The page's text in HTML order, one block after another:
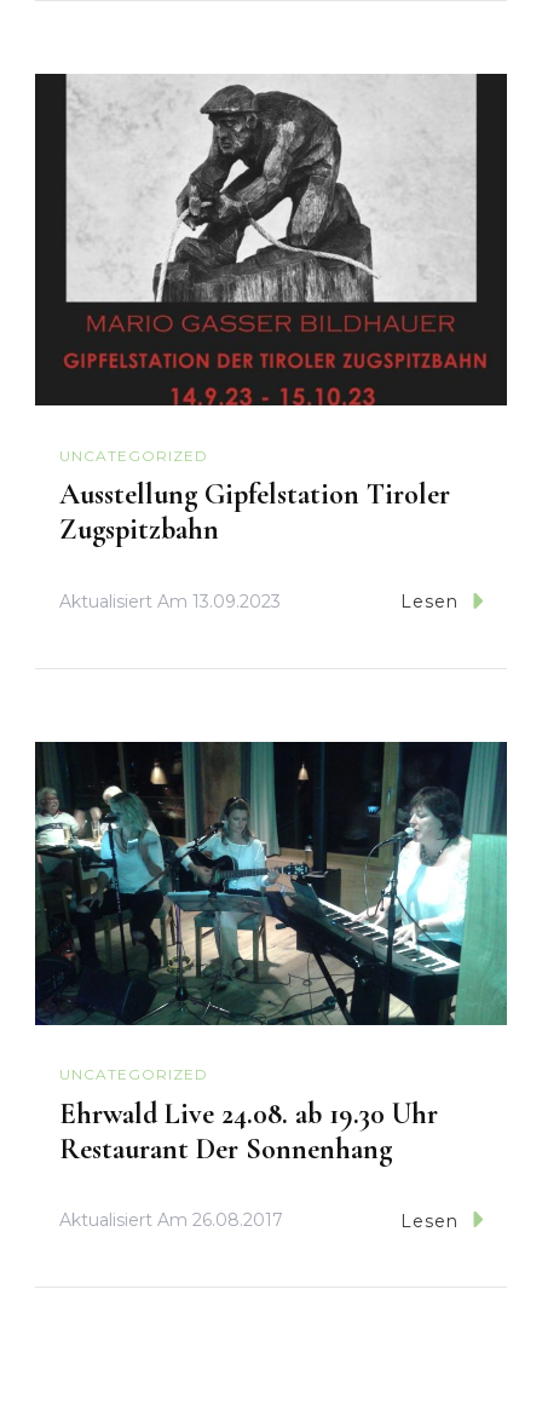
UNCATEGORIZED
Ausstellung Gipfelstation Tiroler
Zugspitzbahn
Aktualisiert Am 13.09.2023 Lesen
UNCATEGORIZED
Ehrwald Live 24.08. ab 19.30 Uhr
Restaurant Der Sonnenhang
Aktualisiert Am 26.08.2017 Lesen